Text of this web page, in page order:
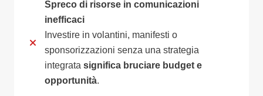
Spreco di risorse in comunicazioni
inefficaci
Investire in volantini, manifesti o
sponsorizzazioni senza una strategia
integrata significa bruciare budget e
opportunità.